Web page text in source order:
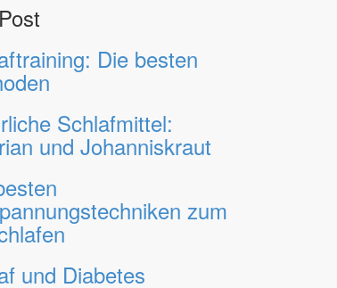
Die besten
Schlafmittel:
und Johanniskraut
zum
und Diabetes